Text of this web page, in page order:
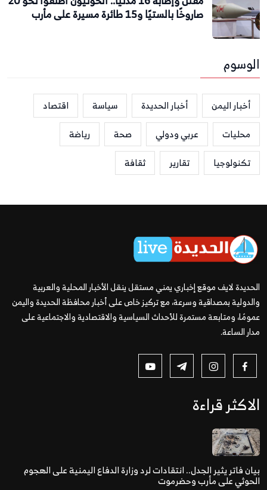
صاروخًا بالستيًا و15 طائرة مسيرة على مأرب
الوسوم
أخبار اليمن أخبار الحديدة سياسة
اقتصاد
محليات
عربي ودولي صحة
رياضة
تكنولوجيا
تقارير ثقافة
الحديدة لايف موقع إخباري يمني مستقل ينقل الأخبار المحلية والعربية
والدولية بمصداقية وسرعة، مع تركيز خاص على أخبار محافظة الحديدة واليمن
عمومًا، ومتابعة مستمرة للأحداث السياسية والاقتصادية والاجتماعية على
مدار الساعة.
الاكثر قراءة
بيان فاتر يثير الجدل.. انتقادات لرد وزارة الدفاع اليمنية على الهجوم
الحوثي على مأرب وحضرموت